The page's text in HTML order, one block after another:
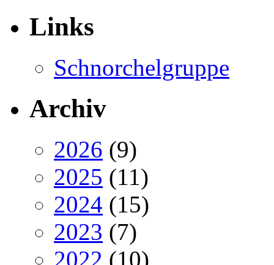
Links
Schnorchelgruppe
Archiv
2026 (9)
2025 (11)
2024 (15)
2023 (7)
2022 (10)